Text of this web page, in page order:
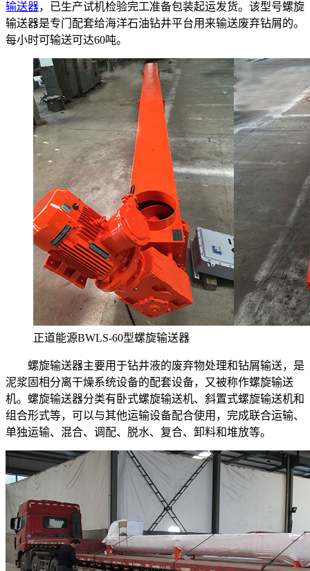
输送器，已生产试机检验完工准备包装起运发货。该型号螺旋
输送器是专门配套给海洋石油钻井平台用来输送废弃钻屑的。
每小时可输送可达60吨。
正道能源BWLS-60型螺旋输送器
螺旋输送器主要用于钻井液的废弃物处理和钻屑输送，是
泥浆固相分离干燥系统设备的配套设备，又被称作螺旋输送
机。螺旋输送器分类有卧式螺旋输送机、斜置式螺旋输送机和
组合形式等，可以与其他运输设备配合使用，完成联合运输、
单独运输、混合、调配、脱水、复合、卸料和堆放等。